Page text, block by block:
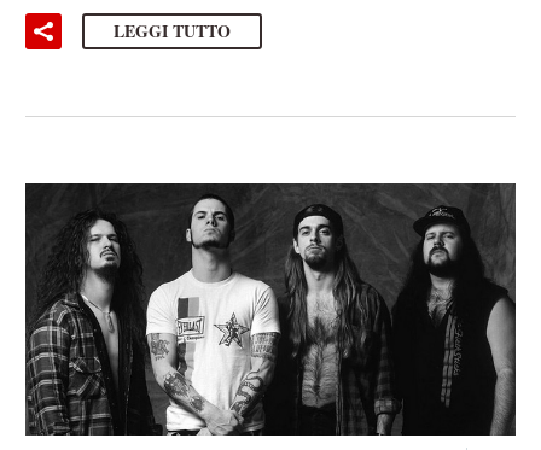
LEGGI TUTTO